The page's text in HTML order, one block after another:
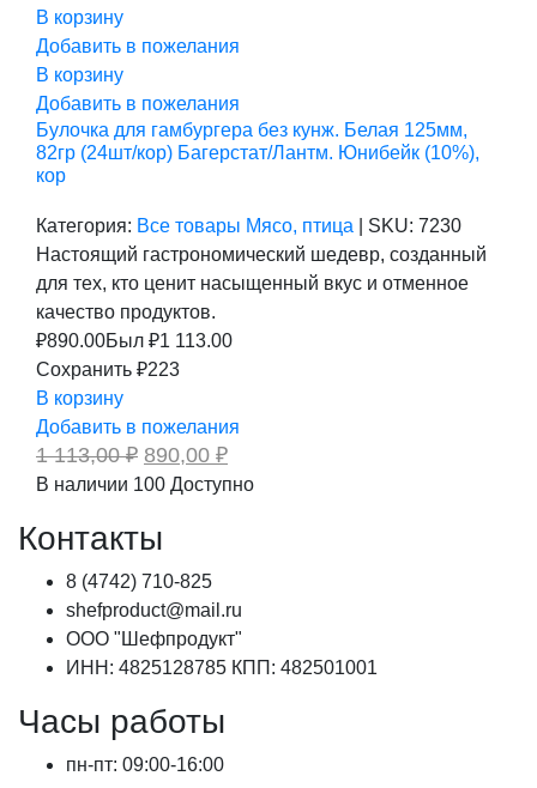
В корзину
Добавить в пожелания
В корзину
Добавить в пожелания
Булочка для гамбургера без кунж. Белая 125мм,
82гр (24шт/кор) Багерстат/Лантм. Юнибейк (10%),
кор
Категория: Все товары Мясо, птица SKU: 7230
Настоящий гастрономический шедевр, созданный
для тех, кто ценит насыщенный вкус и отменное
качество продуктов.
₽890.00Был ₽1 113.00
Сохранить ₽223
В корзину
Добавить в пожелания
1 113,00₽ Первоначальная
цена
составляла
113,00 ₽.
890,00 ₽Текущая
цена:
890,00 ₽.
В наличии 100 Доступно
Контакты
8 (4742) 710-825
shefproduct@mail.ru
ООО "Шефпродукт"
ИНН: 4825128785 КПП: 482501001
Часы работы
пн-пт: 09:00-16:00